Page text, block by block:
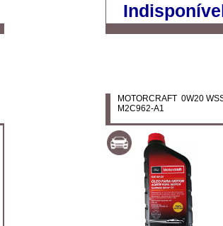
MOTORCRAFT 0W20
M2C962-A1